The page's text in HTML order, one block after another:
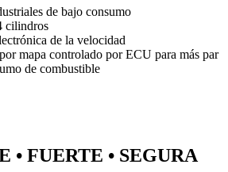
de bajo consumo
cilindros
de la velocidad
mapa controlado por ECU para más par
de combustible
• FUERTE • SEGURA